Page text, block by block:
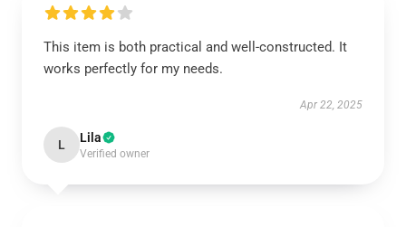
This item is both practical and well-constructed. It
works perfectly for my needs.
Apr 22, 2025
L Lila
Verified owner